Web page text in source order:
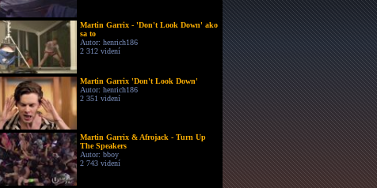
Martin Garrix - 'Don't Look Down' ako
sa to
Autor: henrich186
2 312 videní
Martin Garrix 'Don't Look Down'
Autor: henrich186
2 351 videní
Martin Garrix & Afrojack - Turn Up
The Speakers
Autor: bboy
2 743 videní